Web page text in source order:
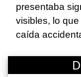
presentaba
visibles, lo
caída